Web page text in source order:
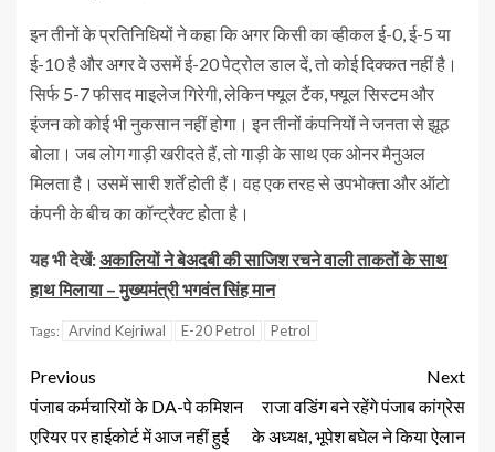
इन तीनों के प्रतिनिधियों ने कहा कि अगर किसी का व्हीकल ई-0, ई-5 या
ई-10 है और अगर वे उसमें ई-20 पेट्रोल डाल दें, तो कोई दिक्कत नहीं है।
सिर्फ 5-7 फीसद माइलेज गिरेगी, लेकिन फ्यूल टैंक, फ्यूल सिस्टम और
इंजन को कोई भी नुकसान नहीं होगा। इन तीनों कंपनियों ने जनता से झूठ
बोला। जब लोग गाड़ी खरीदते हैं, तो गाड़ी के साथ एक ओनर मैनुअल
मिलता है। उसमें सारी शर्तें होती हैं। वह एक तरह से उपभोक्ता और ऑटो
कंपनी के बीच का कॉन्ट्रैक्ट होता है।
यह भी देखें:अकालियों ने बेअदबी की साजिश रचने वाली ताकतों के साथ
हाथ मिलाया – मुख्यमंत्री भगवंत सिंह मान
Tags: Arvind Kejriwal E-20 Petrol Petrol
Previous
पंजाब कर्मचारियों के DA-पे कमिशन
एरियर पर हाईकोर्ट में आज नहीं हुई
Next
राजा वडिंग बने रहेंगे पंजाब कांग्रेस
के अध्यक्ष, भूपेश बघेल ने किया ऐलान